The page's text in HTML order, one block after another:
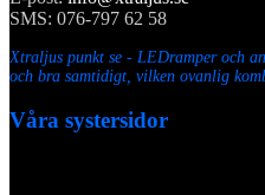
SMS: 076-797 62 58
Xtraljus punkt se - LEDramper och
och bra samtidigt, vilken ovanlig
Våra systersidor